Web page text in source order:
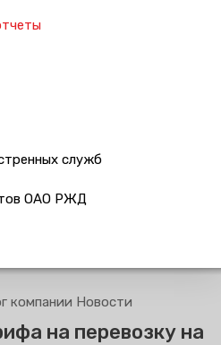
служб
ОАО РЖД
компании Новости
на перевозку на